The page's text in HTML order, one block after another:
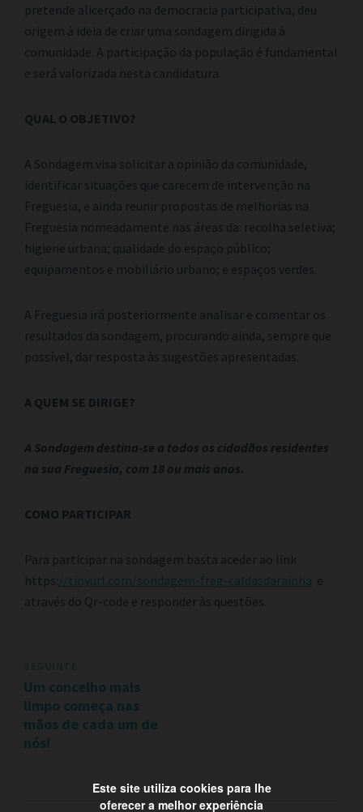
pretende alicerçado na democracia participativa, deu
origem à ideia de criar uma sondagem dirigida à
comunidade. A participação da população é fundamental
e será valorizada nesta candidatura.
QUAL O OBJETIVO?
A Sondagem visa solicitar a opinião da comunidade,
identificar situações que carecem de intervenção na
Freguesia, e ainda reunir propostas de melhorias na
Freguesia nomeadamente nas áreas da: recolha seletiva;
higiene urbana; qualidade do espaço público;
equipamentos e mobiliário urbano; e espaços verdes.
A Freguesia irá posteriormente analisar e comentar os
resultados da sondagem, procurando ainda, sempre que
possível, dar resposta às sugestões apresentadas.
A QUEM SE DIRIGE?
A Sondagem destina-se a todos os cidadãos residentes
na sua Freguesia, com 18 ou mais anos.
COMO PARTICIPAR
Para participar na sondagem basta aceder ao link
https: //tinyurl.com/sondagem-freg-caldasdarainha e
através do Qr-code e responder às questões.
Um concelho mais
limpo começa nas
mãos de cada um de
nós!
Este site utiliza cookies para lhe
oferecer a melhor experiência